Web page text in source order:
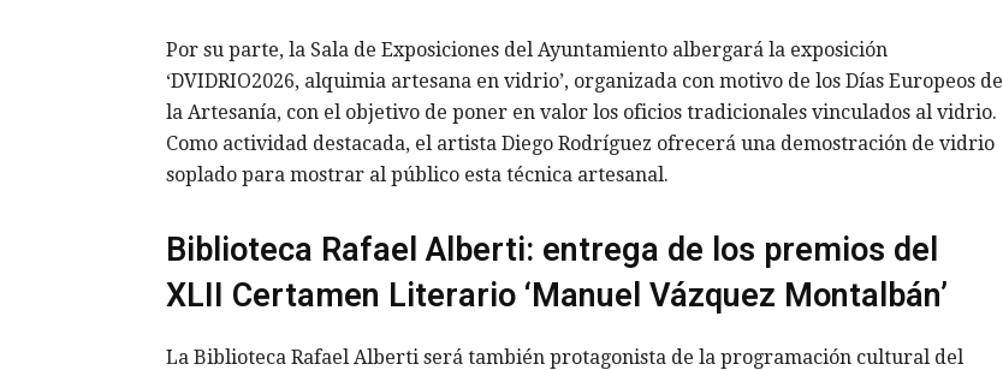
Por su parte, la Sala de Exposiciones del Ayuntamiento albergará la exposición
‘DVIDRIO2026, alquimia artesana en vidrio’, organizada con motivo de los Días Europeos de
la Artesanía, con el objetivo de poner en valor los oficios tradicionales vinculados al vidrio.
Como actividad destacada, el artista Diego Rodríguez ofrecerá una demostración de vidrio
soplado para mostrar al público esta técnica artesanal.
Biblioteca Rafael Alberti: entrega de los premios del
XLII Certamen Literario ‘Manuel Vázquez Montalbán’
La Biblioteca Rafael Alberti será también protagonista de la programación cultural del